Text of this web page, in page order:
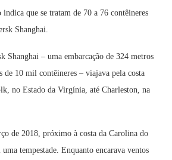
que se tratam de 70 a 76 contêineres
Shanghai.
Shanghai – uma embarcação de 324 metros
de 10 mil contêineres – viajava pela costa
no Estado da Virgínia, até Charleston, na
de 2018, próximo à costa da Carolina do
tempestade. Enquanto encarava ventos